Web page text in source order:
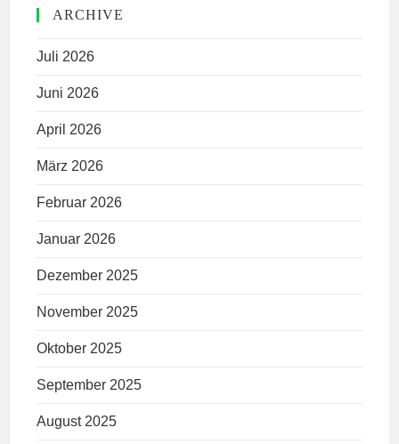
ARCHIVE
Juli 2026
Juni 2026
April 2026
März 2026
Februar 2026
Januar 2026
Dezember 2025
November 2025
Oktober 2025
September 2025
August 2025